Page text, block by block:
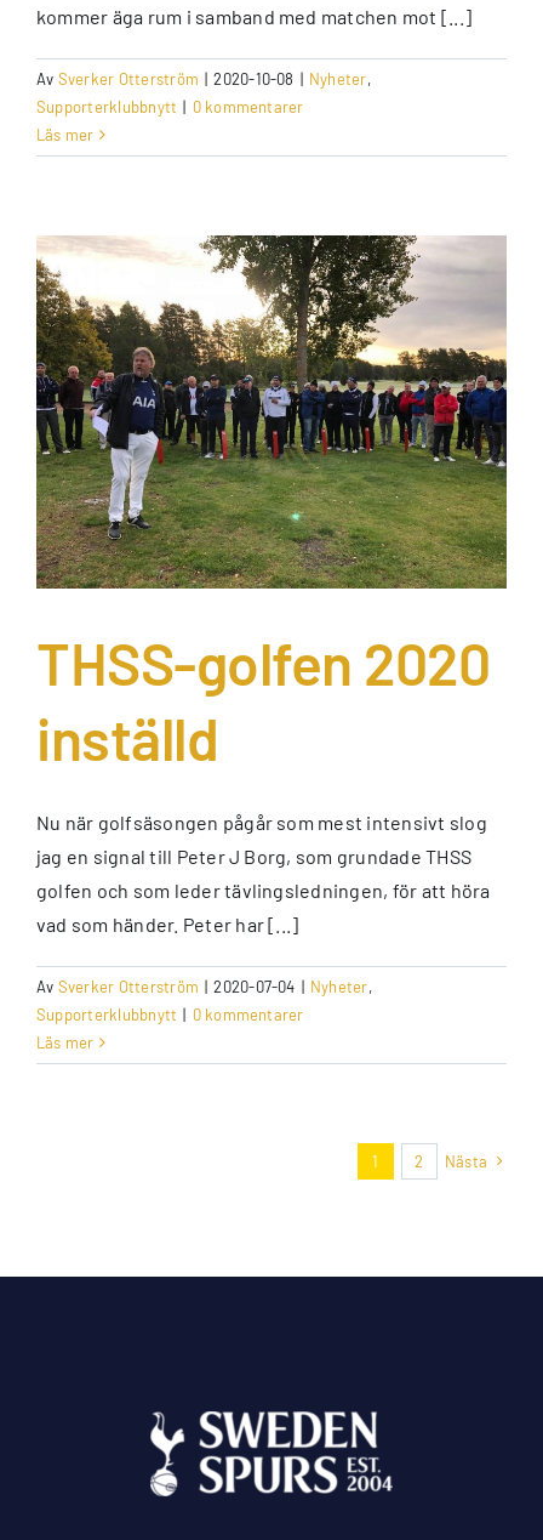
kommer äga rum i samband med matchen mot [...]
Av Sverker Otterström | 2020-10-08 | Nyheter,
Supporterklubbnytt | 0 kommentarer
Läs mer
THSS-golfen 2020
inställd
Nu när golfsäsongen pågår som mest intensivt slog
jag en signal till Peter J Borg, som grundade THSS
golfen och som leder tävlingsledningen, för att höra
vad som händer. Peter har [...]
Av Sverker Otterström | 2020-07-04 | Nyheter,
Supporterklubbnytt | 0 kommentarer
Läs mer
1 2 Nästa